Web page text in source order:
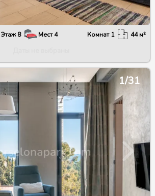
Этаж8 Мест4 Комнат 1 44м²
1/31